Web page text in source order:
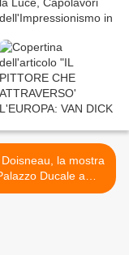
la mostra
Ducale a
Genova >